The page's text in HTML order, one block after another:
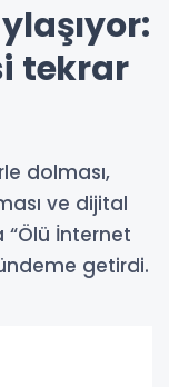
tekrar
dolması,
ve dijital
“Ölü İnternet
getirdi.